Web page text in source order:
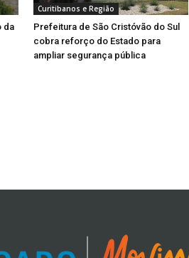
da
Curitibanos e Região
Prefeitura de São Cristóvão do Sul
cobra reforço do Estado para
ampliar segurança pública